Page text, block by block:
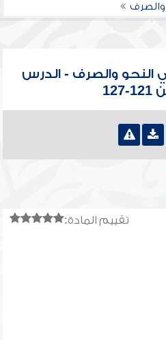
والصرف
النحو والصرف - الدرس
تقييم المادة: